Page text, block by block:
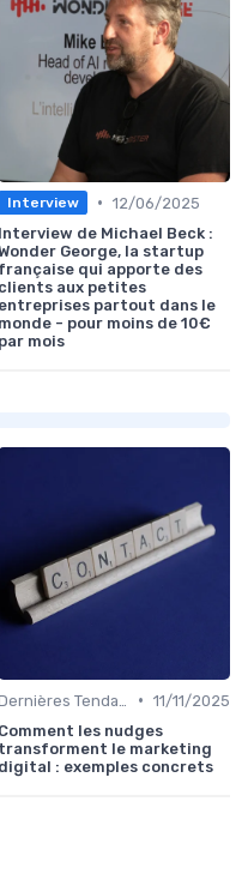
Interview • 12/06/2025
Interview de Michael Beck :
George, la startup
française qui apporte des
clients aux petites
entreprises partout dans le
monde - pour moins de 10€
par mois
• 11/11/2025
Comment les nudges
transforment le marketing
digital : exemples concrets